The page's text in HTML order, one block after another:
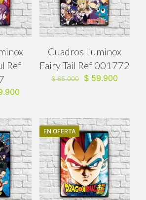
Ref
es:
$ 59.900.
Cuadros Luminox
Fairy Tail Ref 001772
$65.000
El
$59.900El
EN OFERTA